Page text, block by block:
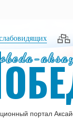
портал